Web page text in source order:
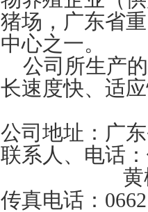
猪场，广东省
中心之一。
公司所生产的
长速度快、适
公司地址：广
联系人、电话
黄楸
传真电话：